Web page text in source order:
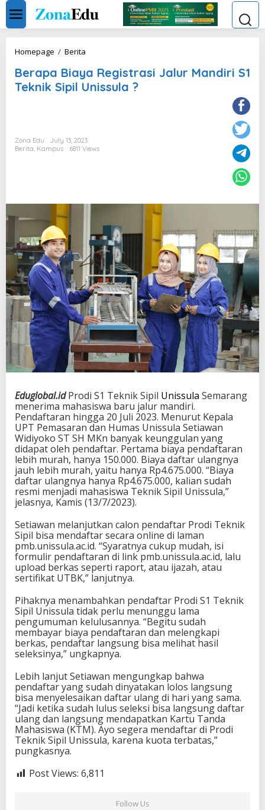
Skip
content
Homepage / Berita
Registrasi
Jalur
Mandiri
Unissula
?
Berapa Biaya Registrasi Jalur Mandiri S1
Teknik Sipil Unissula ?
Zona Edu
July 13, 2023
Berita, Kampus 6811 Views
Eduglobal.idProdi S1 Teknik Sipil Unissula Semarang
menerima mahasiswa baru jalur mandiri.
Pendaftaran hingga 20 Juli 2023. Menurut Kepala
UPT Pemasaran dan Humas Unissula Setiawan
Widiyoko ST SH MKn banyak keunggulan yang
didapat oleh pendaftar. Pertama biaya pendaftaran
lebih murah, hanya 150.000. Biaya daftar ulangnya
jauh lebih murah, yaitu hanya Rp4.675.000. “Biaya
daftar ulangnya hanya Rp4.675.000, kalian sudah
resmi menjadi mahasiswa Teknik Sipil Unissula,”
jelasnya, Kamis (13/7/2023).
Setiawan melanjutkan calon pendaftar Prodi Teknik
Sipil bisa mendaftar secara online di laman
pmb.unissula.ac.id. “Syaratnya cukup mudah, isi
formulir pendaftaran di link pmb.unissula.ac.id, lalu
upload berkas seperti raport, atau ijazah, atau
sertifikat UTBK,” lanjutnya.
Pihaknya menambahkan pendaftar Prodi S1 Teknik
Sipil Unissula tidak perlu menunggu lama
pengumuman kelulusannya. “Begitu sudah
membayar biaya pendaftaran dan melengkapi
berkas, pendaftar langsung bisa melihat hasil
seleksinya,” ungkapnya.
Lebih lanjut Setiawan mengungkap bahwa
pendaftar yang sudah dinyatakan lolos langsung
bisa menyelesaikan daftar ulang di hari yang sama.
“Jadi ketika sudah lulus seleksi bisa langsung daftar
ulang dan langsung mendapatkan Kartu Tanda
Mahasiswa (KTM). Ayo segera mendaftar di Prodi
Teknik Sipil Unissula, karena kuota terbatas,”
pungkasnya.
Post Views: 6,811
Follow Us